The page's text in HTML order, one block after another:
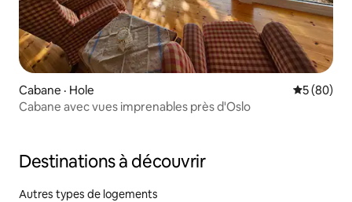
Cabane · Hole Note
5 (80)
Cabane avec vues imprenables près d'Oslo
Destinations à découvrir
Autres types de logements